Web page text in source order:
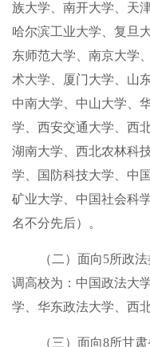
族大学、南开大学、天
哈尔滨工业大学、复旦
东师范大学、南京大学
术大学、厦门大学、山
中南大学、中山大学、
学、西安交通大学、西
湖南大学、西北农林科
学、国防科技大学、中
矿业大学、中国社会科
名不分先后）。
（二）面向5所政法
调高校为：中国政法大
学、华东政法大学、西
（三）面向8所甘肃